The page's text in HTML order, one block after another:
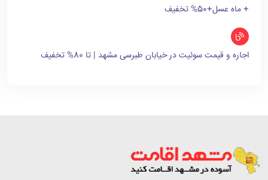
+ ماه عسل+50% تخفیف
اجاره و قیمت سوئیت در خیابان طبرسی مشهد | تا 80% تخفیف